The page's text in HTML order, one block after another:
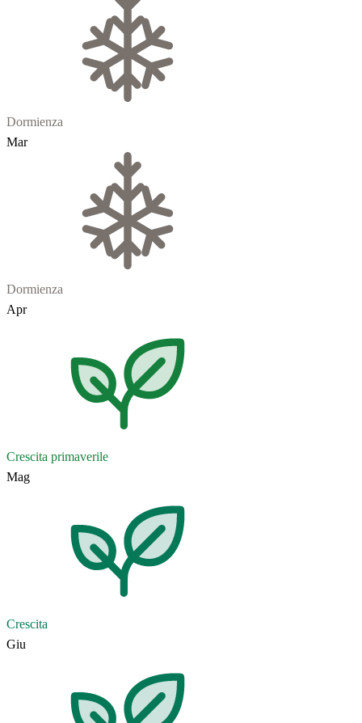
Dormienza
Mar
Dormienza
Apr
Crescita primaverile
Mag
Crescita
Giu